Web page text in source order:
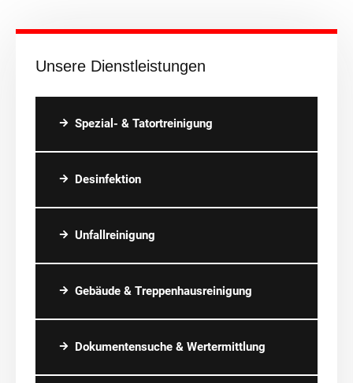
Unsere Dienstleistungen
Spezial- & Tatortreinigung
Desinfektion
Unfallreinigung
Gebäude & Treppenhausreinigung
Dokumentensuche & Wertermittlung